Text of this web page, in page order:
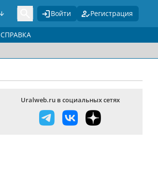
Войти Регистрация
СПРАВКА
Uralweb.ru в социальных сетях